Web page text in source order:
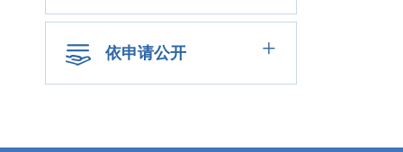
依申请公开 +